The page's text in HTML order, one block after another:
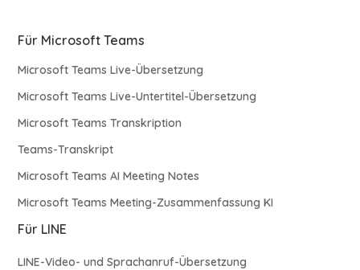
Für Microsoft Teams
Microsoft Teams Live-Übersetzung
Microsoft Teams Live-Untertitel-Übersetzung
Microsoft Teams Transkription
Teams-Transkript
Microsoft Teams AI Meeting Notes
Microsoft Teams Meeting-Zusammenfassung KI
Für LINE
LINE-Video- und Sprachanruf-Übersetzung